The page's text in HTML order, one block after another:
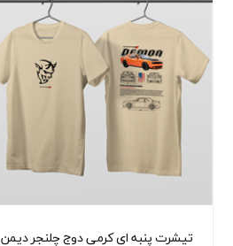
تیشرت پنبه ای کرمی دوج چلنجر دیمن